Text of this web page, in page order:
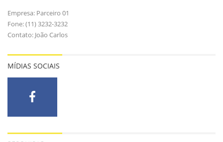
Empresa: Parceiro 01
Fone: (11) 3232-3232
Contato: João Carlos
MÍDIAS SOCIAIS